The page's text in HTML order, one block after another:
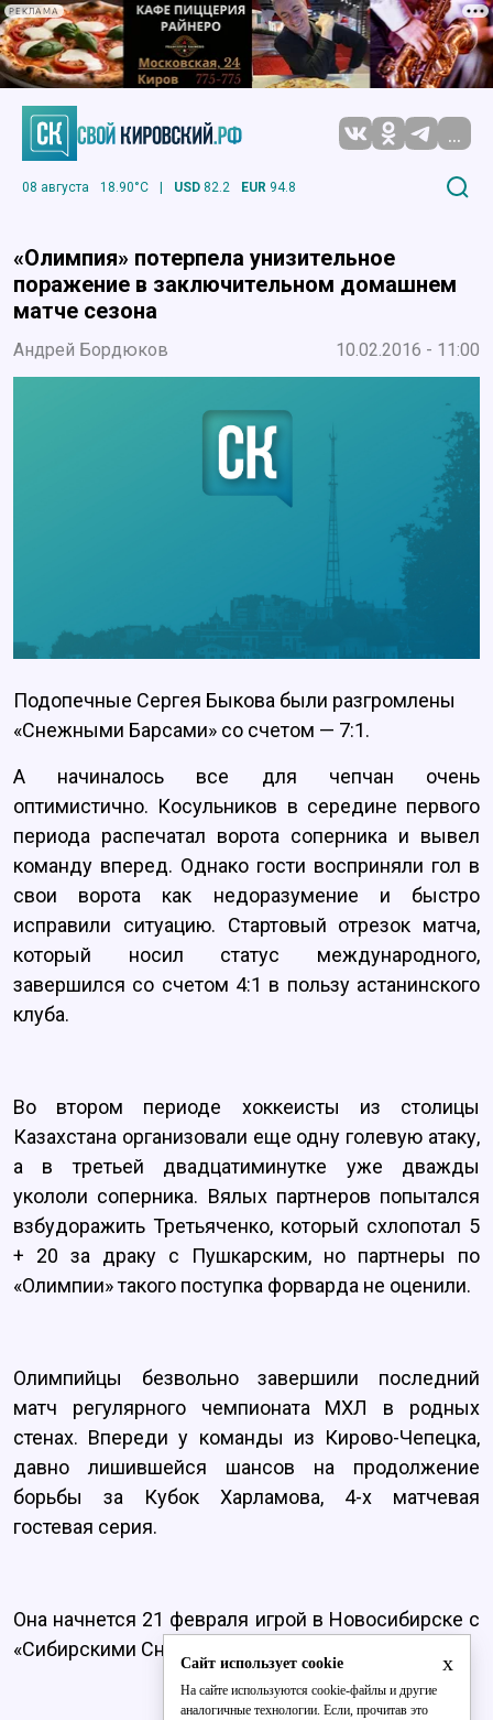
РЕКЛАМА
...
08 августа 18.90°C | USD 82.2 EUR 94.8
«Олимпия» потерпела унизительное
поражение в заключительном домашнем
матче сезона
Андрей Бордюков 10.02.2016 - 11:00
Подопечные Сергея Быкова были разгромлены
«Снежными Барсами» со счетом — 7:1.
А начиналось все для чепчан очень
оптимистично. Косульников в середине первого
периода распечатал ворота соперника и вывел
команду вперед. Однако гости восприняли гол в
свои ворота как недоразумение и быстро
исправили ситуацию. Стартовый отрезок матча,
который носил статус международного,
завершился со счетом 4:1 в пользу астанинского
клуба.
Во втором периоде хоккеисты из столицы
Казахстана организовали еще одну голевую атаку,
а в третьей двадцатиминутке уже дважды
укололи соперника. Вялых партнеров попытался
взбудоражить Третьяченко, который схлопотал 5
+ 20 за драку с Пушкарским, но партнеры по
«Олимпии» такого поступка форварда не оценили.
Олимпийцы безвольно завершили последний
матч регулярного чемпионата МХЛ в родных
стенах. Впереди у команды из Кирово-Чепецка,
давно лишившейся шансов на продолжение
борьбы за Кубок Харламова, 4-х матчевая
гостевая серия.
Она начнется 21 февраля игрой в Новосибирске с
«Сибирскими Снайперами».
x
Сайт использует cookie
На сайте используются cookie-файлы и другие
аналогичные технологии. Если, прочитав это